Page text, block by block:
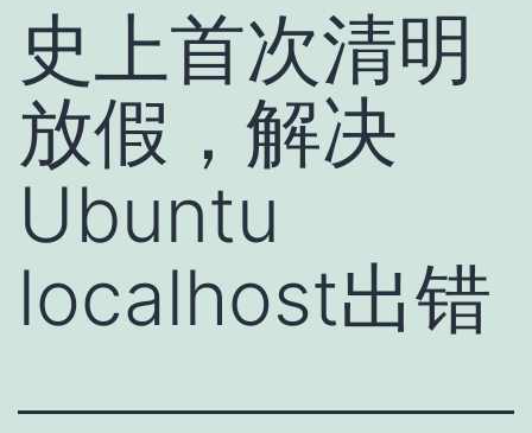
史上首次清明
放假，解决
Ubuntu
localhost出错